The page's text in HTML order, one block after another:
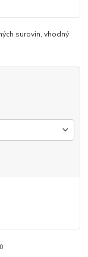
surovin, vhodný